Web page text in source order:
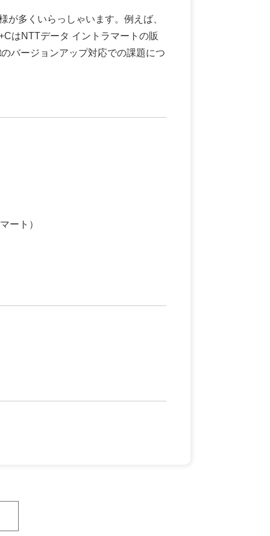
多くいらっしゃいます。例えば、
はNTTデータ イントラマートの販
バージョンアップ対応での課題につ
ート）